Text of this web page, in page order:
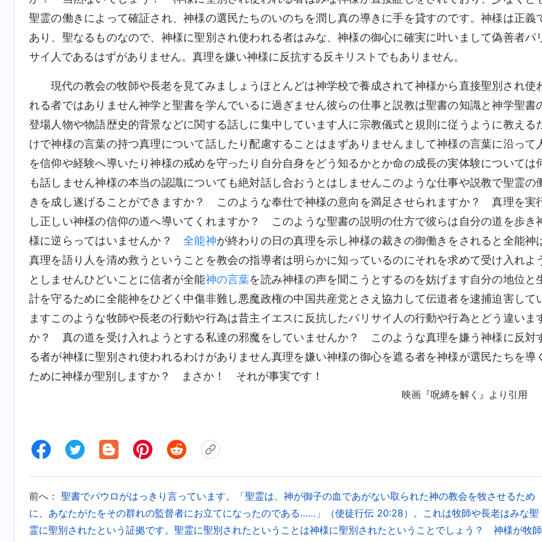
聖霊の働きによって確証され、神様の選民たちのいのちを潤し真の導きに手を貸すのです。神様は正義
あり、聖なるものなので、神様に聖別され使われる者はみな、神様の御心に確実に叶いまして偽善者パ
サイ人であるはずがありません。真理を嫌い神様に反抗する反キリストでもありません。
現代の教会の牧師や長老を見てみましょうほとんどは神学校で養成されて神様から直接聖別され使
れる者ではありません神学と聖書を学んでいるに過ぎません彼らの仕事と説教は聖書の知識と神学聖書
登場人物や物語歴史的背景などに関する話しに集中しています人に宗教儀式と規則に従うように教える
けで神様の言葉の持つ真理について話したり配慮することはまずありませんまして神様の言葉に沿って
を信仰や経験へ導いたり神様の戒めを守ったり自分自身をどう知るかとか命の成長の実体験については
も話しません神様の本当の認識についても絶対話し合おうとはしませんこのような仕事や説教で聖霊の
きを成し遂げることができますか？ このような奉仕で神様の意向を満足させられますか？ 真理を実
し正しい神様の信仰の道へ導いてくれますか？ このような聖書の説明の仕方で彼らは自分の道を歩き
様に逆らってはいませんか？全能神が終わりの日の真理を示し神様の裁きの御働きをされると全能神
真理を語り人を清め救うということを教会の指導者は明らかに知っているのにそれを求めて受け入れよ
としませんひどいことに信者が全能神の言葉を読み神様の声を聞こうとするのを妨げます自分の地位と
計を守るために全能神をひどく中傷非難し悪魔政権の中国共産党とさえ協力して伝道者を逮捕迫害して
ますこのような牧師や長老の行動や行為は昔主イエスに反抗したパリサイ人の行動や行為とどう違いま
か？ 真の道を受け入れようとする私達の邪魔をしていませんか？ このような真理を嫌う神様に反対
る者が神様に聖別され使われるわけがありません真理を嫌い神様の御心を遮る者を神様が選民たちを導
ために神様が聖別しますか？ まさか！ それが事実です！
映画『呪縛を解く』より引用
前へ： 聖書でパウロがはっきり言っています。「聖霊は、神が御子の血であがない取られた神の教会を牧させるため
に、あなたがたをその群れの監督者にお立てになったのである……」（使徒行伝 20:28）。これは牧師や長老はみな聖
霊に聖別されたという証拠です。聖霊に聖別されたということは神様に聖別されたということでしょう？ 神様が牧師